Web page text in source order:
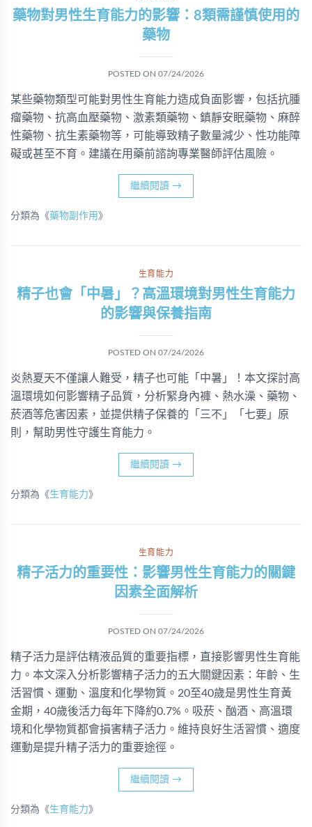
藥物對男性生育能力的影響：8類需謹慎使用的
藥物
POSTED ON 07/24/2026
某些藥物類型可能對男性生育能力造成負面影響，包括抗腫
瘤藥物、抗高血壓藥物、激素類藥物、鎮靜安眠藥物、麻醉
性藥物、抗生素藥物等，可能導致精子數量減少、性功能障
礙或甚至不育。建議在用藥前諮詢專業醫師評估風險。
繼續閱讀 →
分類為《藥物副作用 》
生育能力
精子也會「中暑」？高溫環境對男性生育能力
的影響與保養指南
POSTED ON 07/24/2026
炎熱夏天不僅讓人難受，精子也可能「中暑」！本文探討高
溫環境如何影響精子品質，分析緊身內褲、熱水澡、藥物、
菸酒等危害因素，並提供精子保養的「三不」「七要」原
則，幫助男性守護生育能力。
繼續閱讀 →
分類為《生育能力》
生育能力
精子活力的重要性：影響男性生育能力的關鍵
因素全面解析
POSTED ON 07/24/2026
精子活力是評估精液品質的重要指標，直接影響男性生育能
力。本文深入分析影響精子活力的五大關鍵因素：年齡、生
活習慣、運動、溫度和化學物質。20至40歲是男性生育黃
金期，40歲後活力每年下降約0.7%。吸菸、酗酒、高溫環
境和化學物質都會損害精子活力。維持良好生活習慣、適度
運動是提升精子活力的重要途徑。
繼續閱讀 →
分類為《生育能力》